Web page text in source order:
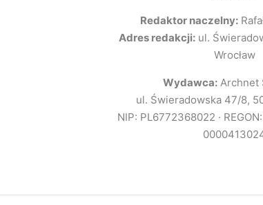
Redaktor naczelny:
Adres redakcji:ul.
Wrocław
Wydawca:Archnet
ul. Świeradowska 47/8,
NIP: PL6772368022 ·